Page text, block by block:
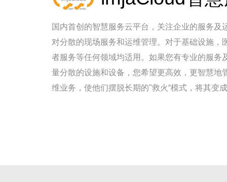
国内首创的智慧服务云平台，关注企业的服务及
对分散的现场服务和运维管理。对于基础设施，
者服务等任何领域均适用。如果您有专业的服务
量分散的设施和设备，您希望更高效，更智慧地
维业务，使他们摆脱长期的"救火“模式，将其变